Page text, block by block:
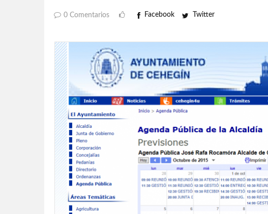
0 Comentarios Facebook Twitter